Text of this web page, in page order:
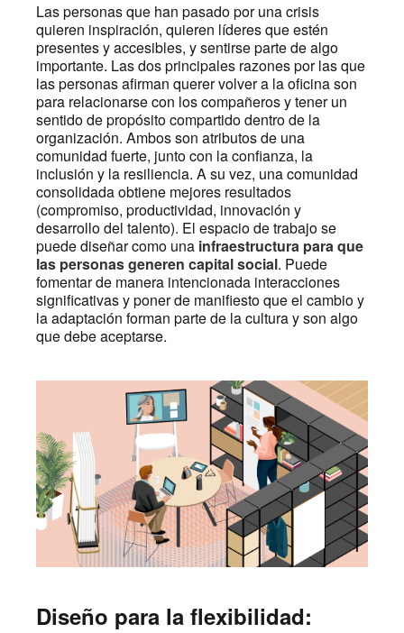
Las personas que han pasado por una crisis
quieren inspiración, quieren líderes que estén
presentes y accesibles, y sentirse parte de algo
importante. Las dos principales razones por las que
las personas afirman querer volver a la oficina son
para relacionarse con los compañeros y tener un
sentido de propósito compartido dentro de la
organización. Ambos son atributos de una
comunidad fuerte, junto con la confianza, la
inclusión y la resiliencia. A su vez, una comunidad
consolidada obtiene mejores resultados
(compromiso, productividad, innovación y
desarrollo del talento). El espacio de trabajo se
puede diseñar como una infraestructura para que
las personas generen capital social. Puede
fomentar de manera intencionada interacciones
significativas y poner de manifiesto que el cambio y
la adaptación forman parte de la cultura y son algo
que debe aceptarse.
Diseño para la flexibilidad: